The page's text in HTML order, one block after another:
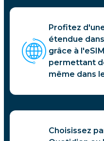
Profitez
étendue
grâce à
permettant
même dans
Choisissez